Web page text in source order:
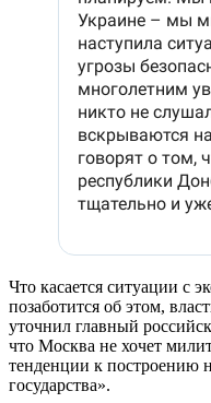
Что касается ситуации с
позаботится об этом,
уточнил главный
что Москва не хочет
тенденции к построению
государства».